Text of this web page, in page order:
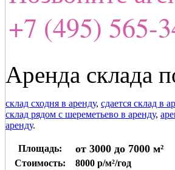
+7 (495) 565-
Аренда склада
склад сходня в аренду, сдается склад в
склад рядом с шереметьево в аренду,
аренду.
Площадь: от 3000 до 7000 м²
Стоимость: 8000 р/м²/год